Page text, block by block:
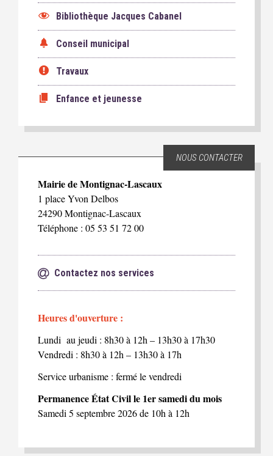
Bibliothèque Jacques Cabanel
Conseil municipal
Travaux
Enfance et jeunesse
NOUS CONTACTER
Mairie de Montignac-Lascaux
1 place Yvon Delbos
24290 Montignac-Lascaux
Téléphone : 05 53 51 72 00
Contactez nos services
Heures d'ouverture :
Lundi au jeudi : 8h30 à 12h – 13h30 à 17h30
Vendredi : 8h30 à 12h – 13h30 à 17h
Service urbanisme : fermé le vendredi
Permanence État Civil le 1er samedi du mois
Samedi 5 septembre 2026 de 10h à 12h